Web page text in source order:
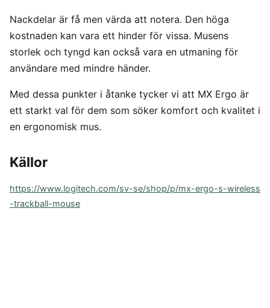
Nackdelar är få men värda att notera. Den höga
kostnaden kan vara ett hinder för vissa. Musens
storlek och tyngd kan också vara en utmaning för
användare med mindre händer.
Med dessa punkter i åtanke tycker vi att MX Ergo är
ett starkt val för dem som söker komfort och kvalitet i
en ergonomisk mus.
Källor
https://www.logitech.com/sv-se/shop/p/mx-ergo-s-wireless
-trackball-mouse